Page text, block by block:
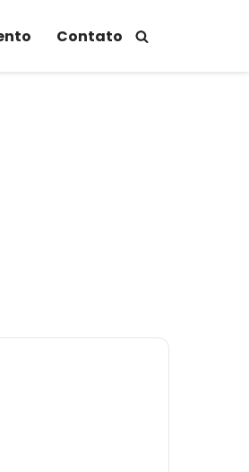
Contato